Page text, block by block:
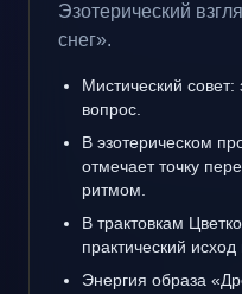
Эзотерический
снег».
Мистический
вопрос.
В эзотерическом
отмечает точку
ритмом.
В трактовкам
практический
Энергия образа